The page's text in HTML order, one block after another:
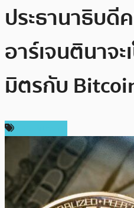
ประธานาธิบดี
อาร์เจนตินาจ
มิตรกับ